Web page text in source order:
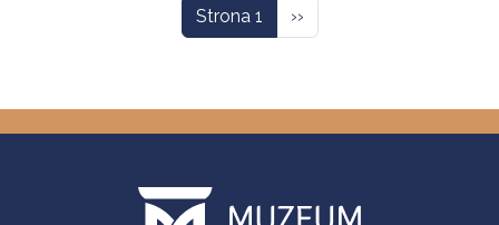
Strona 1 Następna strona
››